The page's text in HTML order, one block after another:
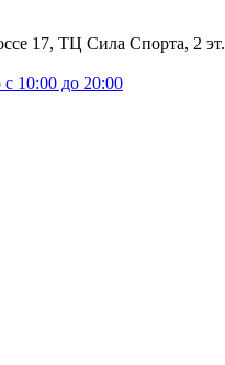
17, ТЦ Сила Спорта, 2 эт.
10:00 до 20:00